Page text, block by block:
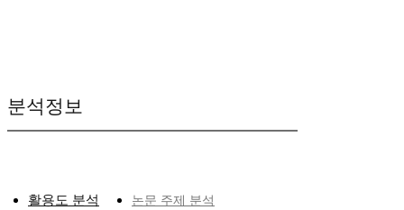
분석정보
활용도 분석
논문 주제 분석